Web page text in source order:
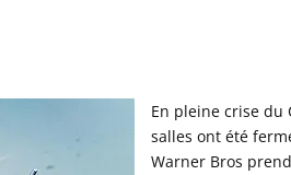
En pleine crise du
salles ont été
Warner Bros